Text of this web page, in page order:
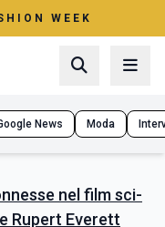
WEEK
News Moda
nel film sci-
Rupert Everett